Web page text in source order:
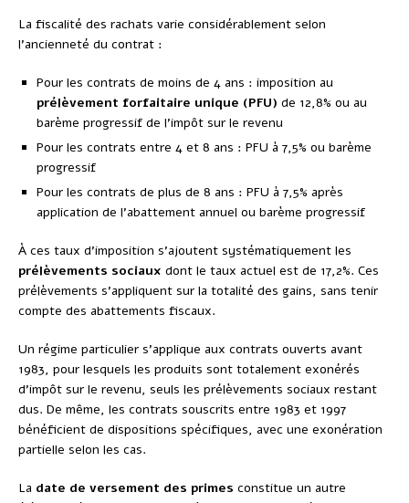
La fiscalité des rachats varie considérablement selon
l’ancienneté du contrat :
Pour les contrats de moins de 4 ans : imposition au
prélèvement forfaitaire unique (PFU) de 12,8% ou au
barème progressif de l’impôt sur le revenu
Pour les contrats entre 4 et 8 ans : PFU à 7,5% ou barème
progressif
Pour les contrats de plus de 8 ans : PFU à 7,5% après
application de l’abattement annuel ou barème progressif
À ces taux d’imposition s’ajoutent systématiquement les
prélèvements sociaux dont le taux actuel est de 17,2%. Ces
prélèvements s’appliquent sur la totalité des gains, sans tenir
compte des abattements fiscaux.
Un régime particulier s’applique aux contrats ouverts avant
1983, pour lesquels les produits sont totalement exonérés
d’impôt sur le revenu, seuls les prélèvements sociaux restant
dus. De même, les contrats souscrits entre 1983 et 1997
bénéficient de dispositions spécifiques, avec une exonération
partielle selon les cas.
La date de versement des primes constitue un autre